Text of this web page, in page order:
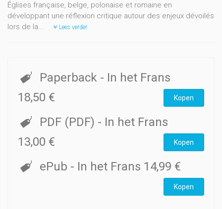
Églises française, belge, polonaise et romaine en
développant une réflexion critique autour des enjeux dévoilés
lors de la...
Lees verder
Paperback - In het Frans
18,50 €
Kopen
PDF (PDF) - In het Frans
13,00 €
Kopen
ePub - In het Frans 14,99 €
Kopen